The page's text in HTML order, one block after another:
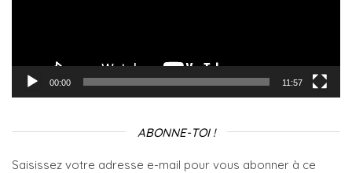
00:00 11:57
ABONNE-TOI !
Saisissez votre adresse e-mail pour vous abonner à ce